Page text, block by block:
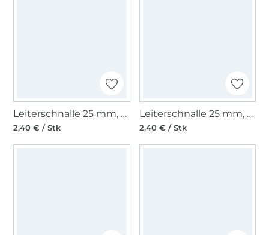
Leiterschnalle 25 mm, roségold
2,40 € / Stk
Leiterschnalle 25 mm, gunmetal
2,40 € / Stk